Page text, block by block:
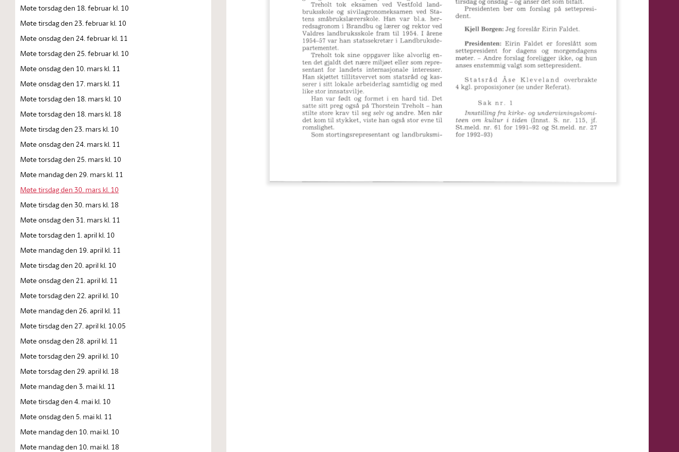
Møte torsdag den 18. februar kl. 10
Møte tirsdag den 23. februar kl. 10
Møte onsdag den 24. februar kl. 11
Møte torsdag den 25. februar kl. 10
Møte onsdag den 10. mars kl. 11
Møte onsdag den 17. mars kl. 11
Møte torsdag den 18. mars kl. 10
Møte torsdag den 18. mars kl. 18
Møte tirsdag den 23. mars kl. 10
Møte onsdag den 24. mars kl. 11
Møte torsdag den 25. mars kl. 10
Møte mandag den 29. mars kl. 11
Møte tirsdag den 30. mars kl. 10
Møte tirsdag den 30. mars kl. 18
Møte onsdag den 31. mars kl. 11
Møte torsdag den 1. april kl. 10
Møte mandag den 19. april kl. 11
Møte tirsdag den 20. april kl. 10
Møte onsdag den 21. april kl. 11
Møte torsdag den 22. april kl. 10
Møte mandag den 26. april kl. 11
Møte tirsdag den 27. april kl. 10.05
Møte onsdag den 28. april kl. 11
Møte torsdag den 29. april kl. 10
Møte torsdag den 29. april kl. 18
Møte mandag den 3. mai kl. 11
Møte tirsdag den 4. mai kl. 10
Møte onsdag den 5. mai kl. 11
Møte mandag den 10. mai kl. 10
Møte mandag den 10. mai kl. 18